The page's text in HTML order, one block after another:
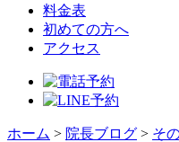
料金表
初めての方へ
アクセス
ホーム > 院長ブログ > そ